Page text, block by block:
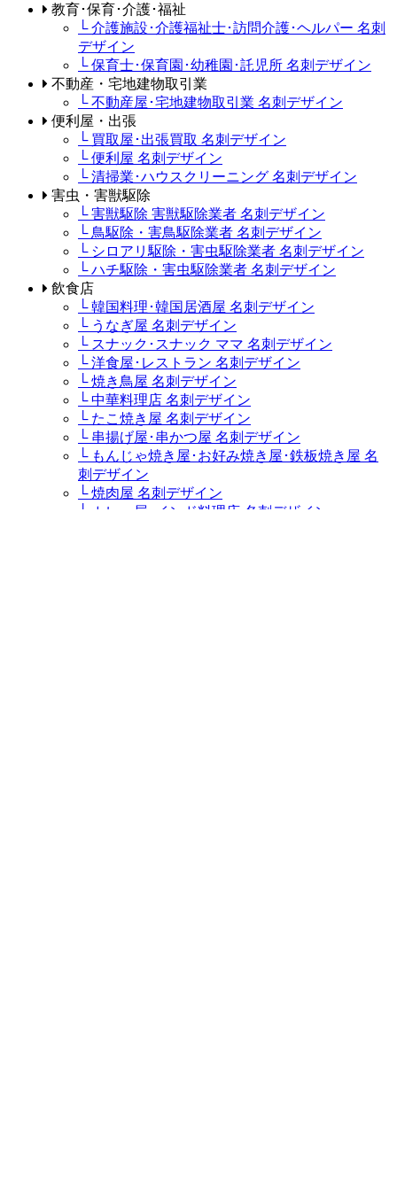
教育･保育･介護･福祉
└ 介護施設･介護福祉士･訪問介護･ヘルパー 名刺
デザイン
└ 保育士･保育園･幼稚園･託児所 名刺デザイン
不動産・宅地建物取引業
└ 不動産屋･宅地建物取引業 名刺デザイン
便利屋・出張
└ 買取屋･出張買取 名刺デザイン
└ 便利屋 名刺デザイン
└ 清掃業･ハウスクリーニング 名刺デザイン
害虫・害獣駆除
└ 害獣駆除 害獣駆除業者 名刺デザイン
└ 鳥駆除・害鳥駆除業者 名刺デザイン
└ シロアリ駆除・害虫駆除業者 名刺デザイン
└ ハチ駆除・害虫駆除業者 名刺デザイン
飲食店
└ 韓国料理･韓国居酒屋 名刺デザイン
└ うなぎ屋 名刺デザイン
└ スナック･スナック ママ 名刺デザイン
└ 洋食屋･レストラン 名刺デザイン
└ 焼き鳥屋 名刺デザイン
└ 中華料理店 名刺デザイン
└ たこ焼き屋 名刺デザイン
└ 串揚げ屋･串かつ屋 名刺デザイン
└ もんじゃ焼き屋･お好み焼き屋･鉄板焼き屋 名
刺デザイン
└ 焼肉屋 名刺デザイン
└ カレー屋･インド料理店 名刺デザイン